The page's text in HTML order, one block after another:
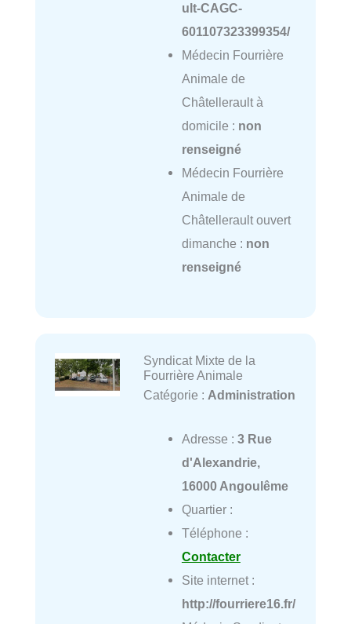
ult-CAGC-
601107323399354/
Médecin Fourrière
Animale de
Châtellerault à
domicile : non
renseigné
Médecin Fourrière
Animale de
Châtellerault ouvert
dimanche : non
renseigné
Syndicat Mixte de la
Fourrière Animale
Catégorie : Administration
Adresse : 3 Rue
d'Alexandrie,
16000 Angoulême
Quartier :
Téléphone :
Contacter
Site internet :
http://fourriere16.fr/